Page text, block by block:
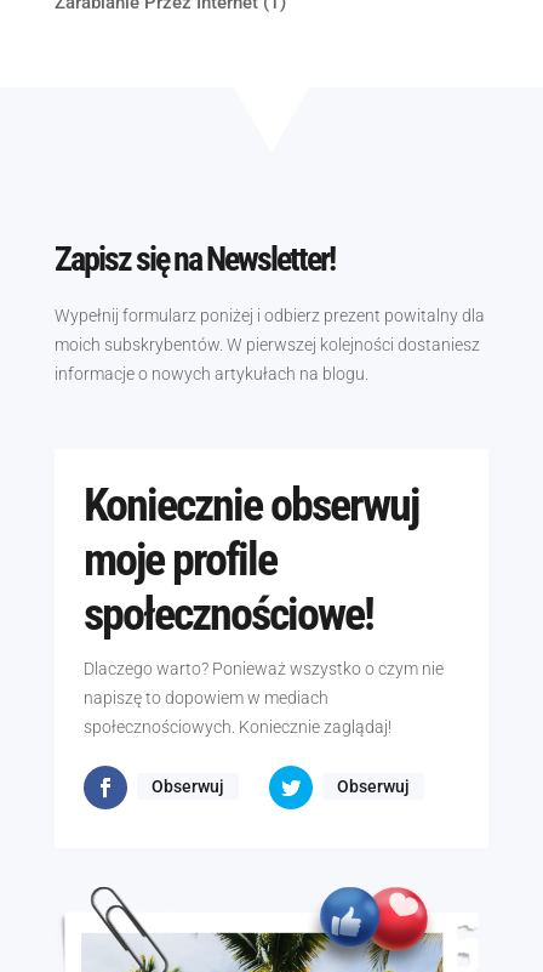
Zapisz się na Newsletter!
Wypełnij formularz poniżej i odbierz prezent powitalny dla
moich subskrybentów. W pierwszej kolejności dostaniesz
informacje o nowych artykułach na blogu.
Koniecznie obserwuj
moje profile
społecznościowe!
Dlaczego warto? Ponieważ wszystko o czym nie
napiszę to dopowiem w mediach
społecznościowych. Koniecznie zaglądaj!
Obserwuj Obserwuj